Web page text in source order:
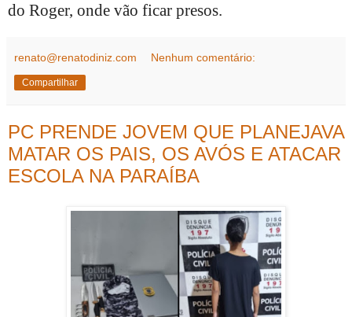
do Roger, onde vão ficar presos.
renato@renatodiniz.com Nenhum comentário:
Compartilhar
PC PRENDE JOVEM QUE PLANEJAVA
MATAR OS PAIS, OS AVÓS E ATACAR
ESCOLA NA PARAÍBA